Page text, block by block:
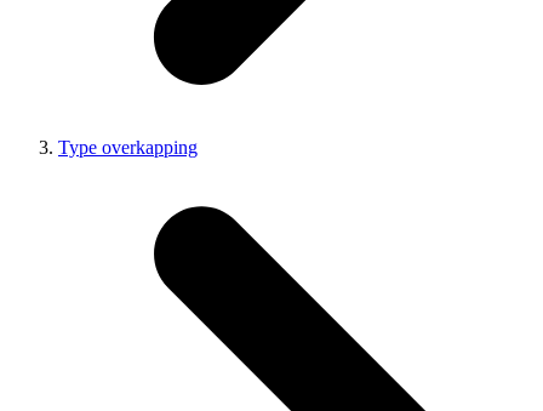
Type overkapping